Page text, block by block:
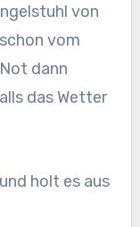
von
vom
dann
das Wetter
holt es aus